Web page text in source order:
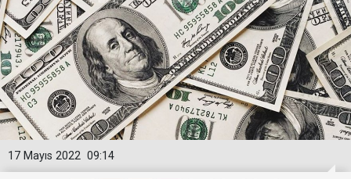
09:14
17 Mayıs 2022